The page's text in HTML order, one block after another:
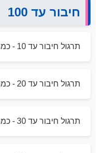
חיבור עד 100
תרגול חיבור עד 10 - כמה דיירים בכל קומה
תרגול חיבור עד 20 - כמה דיירים בכל קומה
תרגול חיבור עד 30 - כמה דיירים בכל קומה